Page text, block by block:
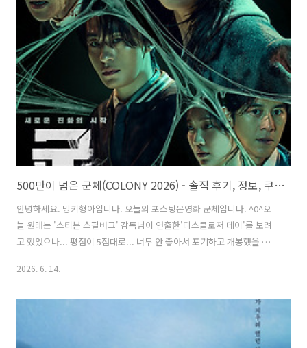
니다. ^0^오늘 원래는 '스티븐 스필버그' 감독님이 연출한'디스클로저
데이'를 보려고 했었으나... 평점이 5점대로... 너무 안 좋아서 포
mingky-hyung-a.com참신한 설정과 빠른 전개 군체는이전에는 각자
따로 놀던 좀비들이 이제는 개미처럼 의사소통을 하며군체를 이루어 행
동한다..
500만이 넘은 군체(COLONY 2026) - 솔직 후기, 정보, 쿠키 영상 / 참신한 소재와 스피디한 진행으로 화장실 갈 시간도 없는 영화
안녕하세요. 밍키형아입니다. 오늘의 포스팅은영화 군체입니다. ^0^오
늘 원래는 '스티븐 스필버그' 감독님이 연출한'디스클로저 데이'를 보려
고 했었으나... 평점이 5점대로... 너무 안 좋아서 포기하고 개봉했을 때
했습니다. ^^ 음... 이건 여담이긴 한데 영화를 롯데시네마에서 봤는데영
으니 잠깐이기는 했지만 마사지기가 작동되었는데 신기하면서도뭔가...
대접받는 느낌이라 영화를 보기 전부터 기분 좋았습니다.^^*스포일러가
있습니다.*# 쿠키영상은 없습니다.#기본정보장르 : 액션, 스릴러등급 :
2026. 6. 14.